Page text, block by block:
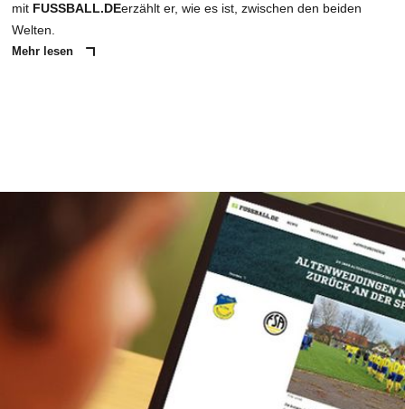
mit FUSSBALL.DEerzählt er, wie es ist, zwischen den beiden
Welten.
Mehr lesen